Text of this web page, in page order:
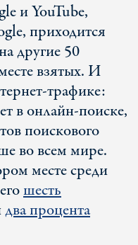
и YouTube,
приходится
другие 50
взятых. И
трафике:
в онлайн-поиске,
поискового
во всем мире.
месте среди
шесть
два процента